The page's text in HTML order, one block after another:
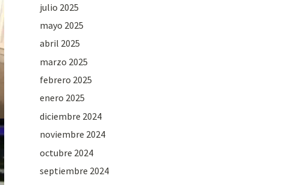
julio 2025
mayo 2025
abril 2025
marzo 2025
febrero 2025
enero 2025
diciembre 2024
noviembre 2024
octubre 2024
septiembre 2024